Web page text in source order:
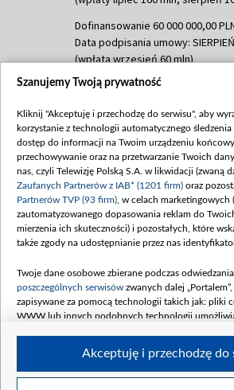
Dofinansowanie 60 000 000,00
Data podpisania umowy:
(wpłata wrzesień 60 mln)
Dofinansowanie 635 783 051,21 PLN
(wpłata wrzesień 100 mln,
mln, listopad 265 mln)
Dofinansowanie 48 862 000,00
Data podpisania umowy:
(wpłata grudzień 60,548 mln)
Dofinansowanie 900 000 000,00
Data podpisania umowy: LUTY
kwiecień 180 mln, 7 maja 180
czerwca 90 mln)
Dofinansowanie 250 000 000,00
4 sierpnia 250 mln
Szanujemy Twoją prywatność
Kliknij "Akceptuję i przechodzę do serwisu", aby
korzystanie z technologii automatycznego śledzenia
dostęp do informacji na Twoim urządzeniu
przechowywanie oraz na przetwarzanie Twoich
nas, czyli Telewizję Polską S.A. w likwidacji (zwaną
Zaufanych Partnerów z IAB* (1201 firm) oraz
Partnerów TVP (93 firm) , w celach marketingowych
zautomatyzowanego dopasowania reklam do
mierzenia ich skuteczności) i pozostałych, które
także zgody na udostępnianie przez nas
Twoje dane osobowe zbierane podczas
poszczególnych serwisów zwanych dalej
zapisywane za pomocą technologii takich jak: pliki
WWW lub innych podobnych technologii
Akceptuję i przechodzę do